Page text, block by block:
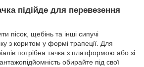
підійде для перевезення
пісок, щебінь та інші сипучі
з коритом у формі трапеції. Для
потрібна тачка з платформою або зі
обирайте під свої